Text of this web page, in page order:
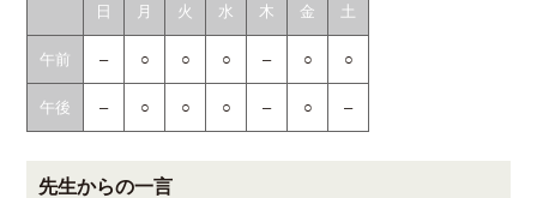
日 月 火 水 木 金 土
午前 – ○ ○ ○ – ○ ○
午後 – ○ ○ ○ – ○ –
先生からの一言